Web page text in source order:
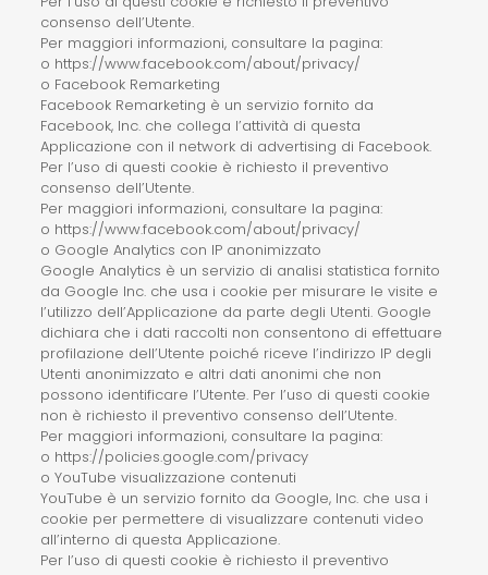
consenso dell’Utente.
Per maggiori informazioni, consultare la pagina:
o https://www.facebook.com/about/privacy/
o Facebook Remarketing
Facebook Remarketing è un servizio fornito da
Facebook, Inc. che collega l’attività di questa
Applicazione con il network di advertising di Facebook.
Per l’uso di questi cookie è richiesto il preventivo
consenso dell’Utente.
Per maggiori informazioni, consultare la pagina:
o https://www.facebook.com/about/privacy/
o Google Analytics con IP anonimizzato
Google Analytics è un servizio di analisi statistica fornito
da Google Inc. che usa i cookie per misurare le visite e
l’utilizzo dell’Applicazione da parte degli Utenti. Google
dichiara che i dati raccolti non consentono di effettuare
profilazione dell’Utente poiché riceve l’indirizzo IP degli
Utenti anonimizzato e altri dati anonimi che non
possono identificare l’Utente. Per l’uso di questi cookie
non è richiesto il preventivo consenso dell’Utente.
Per maggiori informazioni, consultare la pagina:
o https://policies.google.com/privacy
o YouTube visualizzazione contenuti
YouTube è un servizio fornito da Google, Inc. che usa i
cookie per permettere di visualizzare contenuti video
all’interno di questa Applicazione.
Per l’uso di questi cookie è richiesto il preventivo